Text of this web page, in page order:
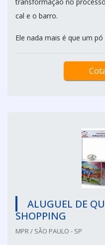
cal e o barro.
Ele nada mais é que um
ALUGUEL DE
SHOPPING
MPR / SÃO PAULO - SP